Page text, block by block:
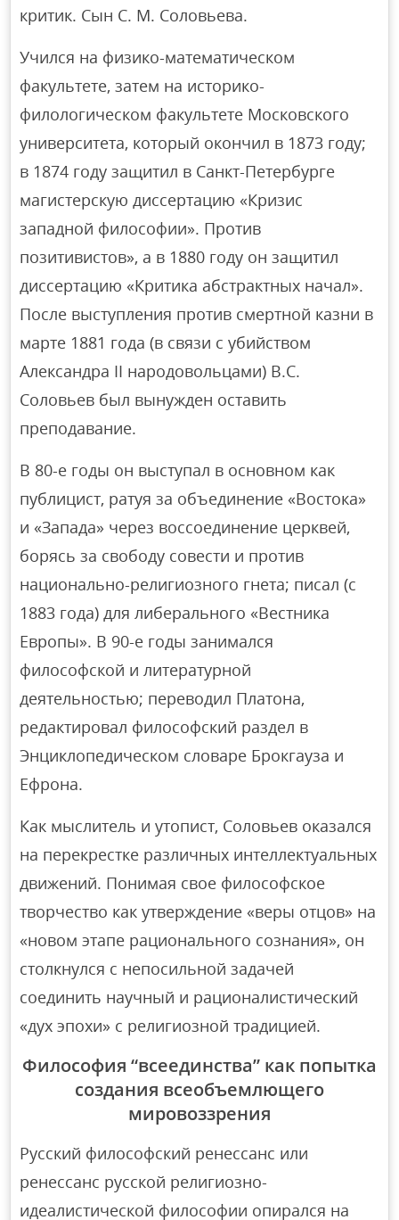
критик. Сын С. М. Соловьева.
Учился на физико-математическом
факультете, затем на историко-
филологическом факультете Московского
университета, который окончил в 1873 году;
в 1874 году защитил в Санкт-Петербурге
магистерскую диссертацию «Кризис
западной философии». Против
позитивистов», а в 1880 году он защитил
диссертацию «Критика абстрактных начал».
После выступления против смертной казни в
марте 1881 года (в связи с убийством
Александра II народовольцами) В.С.
Соловьев был вынужден оставить
преподавание.
В 80-е годы он выступал в основном как
публицист, ратуя за объединение «Востока»
и «Запада» через воссоединение церквей,
борясь за свободу совести и против
национально-религиозного гнета; писал (с
1883 года) для либерального «Вестника
Европы». В 90-е годы занимался
философской и литературной
деятельностью; переводил Платона,
редактировал философский раздел в
Энциклопедическом словаре Брокгауза и
Ефрона.
Как мыслитель и утопист, Соловьев оказался
на перекрестке различных интеллектуальных
движений. Понимая свое философское
творчество как утверждение «веры отцов» на
«новом этапе рационального сознания», он
столкнулся с непосильной задачей
соединить научный и рационалистический
«дух эпохи» с религиозной традицией.
Философия “всеединства” как попытка
создания всеобъемлющего
мировоззрения
Русский философский ренессанс или
ренессанс русской религиозно-
идеалистической философии опирался на